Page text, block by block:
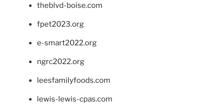
theblvd-boise.com
fpet2023.org
e-smart2022.org
ngrc2022.org
leesfamilyfoods.com
lewis-lewis-cpas.com